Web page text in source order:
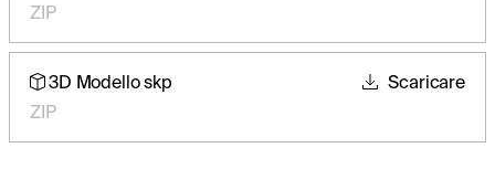
ZIP
3D Modello skp
ZIP
Scaricare